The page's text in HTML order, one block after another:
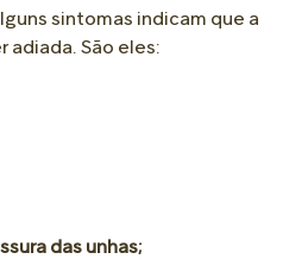
sintomas indicam que a
adiada. São eles:
das unhas;